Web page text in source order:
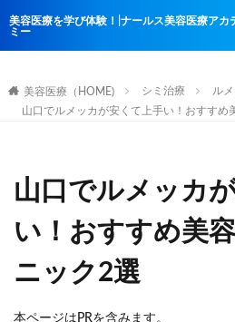
美容医療を学び体験！|ナールス美容医療アカ
ミー
美容医療（HOME) シミ治療
ル
山口でルメッカが安くて上手い！おすすめ
山口でルメッカ
い！おすすめ美
ニック2選
本ページはPRを含みます。